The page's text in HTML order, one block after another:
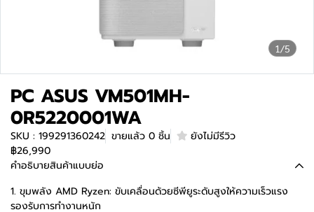
1/5
PC ASUS VM501MH-
0R5220001WA
SKU : 199291360242 ขายแล้ว 0 ชิ้น
ยังไม่มีรีวิว
฿26,990
คำอธิบายสินค้าแบบย่อ
1. ขุมพลัง AMD Ryzen: ขับเคลื่อนด้วยซีพียูระดับสูงให้ความเร็วแรง
รองรับการทำงานหนัก